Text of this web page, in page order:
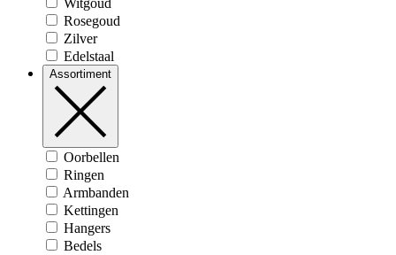
Witgoud
Rosegoud
Zilver
Edelstaal
Assortiment
Oorbellen
Ringen
Armbanden
Kettingen
Hangers
Bedels